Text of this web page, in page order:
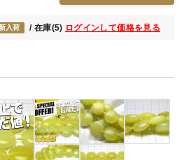
入荷 / 在庫(5) ログインして価格を見る